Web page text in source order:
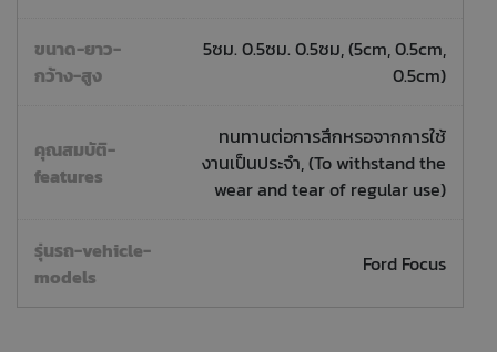
ขนาด-ยาว-
กว้าง-สูง
5ซม. 0.5ซม. 0.5ซม, (5cm, 0.5cm,
0.5cm)
คุณสมบัติ-
features
ทนทานต่อการสึกหรอจากการใช้
งานเป็นประจำ, (To withstand the
wear and tear of regular use)
รุ่นรถ-vehicle-
models
Ford Focus